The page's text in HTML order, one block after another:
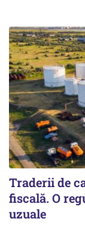
Traderii de
fiscală. O
uzuale